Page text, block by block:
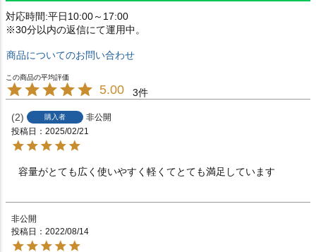
対応時間:平日10:00～17:00
※30分以内の返信にて運用中。
商品についてのお問い合わせ
5.00 3
2 購入者
非公開
投稿日
2025/02/21
容量がとても広く使いやすく軽くてとても満足しています
非公開
投稿日
2022/08/14